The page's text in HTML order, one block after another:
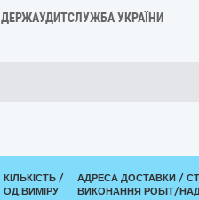
ДЕРЖАУДИТСЛУЖБА УКРАЇНИ
КІЛЬКІСТЬ /
ОД.ВИМІРУ
АДРЕСА ДОСТАВКИ /
ВИКОНАННЯ РОБІТ/